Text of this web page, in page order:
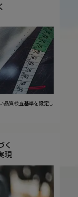
品質検査基準を設定し
く
現